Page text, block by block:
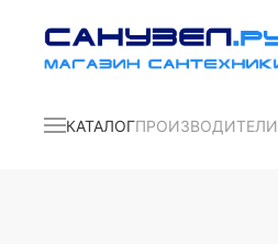
КАТАЛОГПРОИЗВОДИТЕЛИ